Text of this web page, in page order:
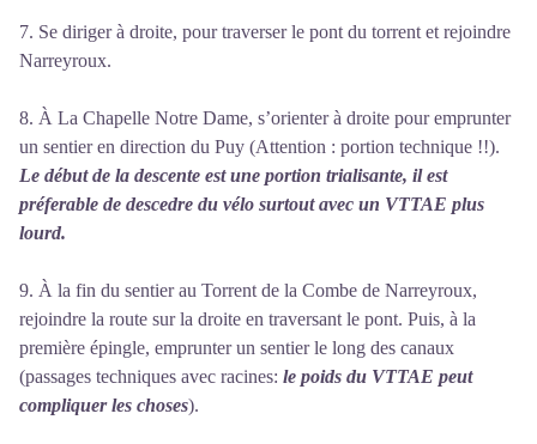
7. Se diriger à droite, pour traverser le pont du torrent et rejoindre
Narreyroux.
8. À La Chapelle Notre Dame, s’orienter à droite pour emprunter
un sentier en direction du Puy (Attention : portion technique !!).
Le début de la descente est une portion trialisante, il est
préferable de descedre du vélo surtout avec un VTTAE plus
lourd.
9. À la fin du sentier au Torrent de la Combe de Narreyroux,
rejoindre la route sur la droite en traversant le pont. Puis, à la
première épingle, emprunter un sentier le long des canaux
(passages techniques avec racines: le poids du VTTAE peut
compliquer les choses).